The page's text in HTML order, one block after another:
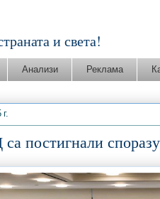
и света!
Анализи Реклама
постигнали